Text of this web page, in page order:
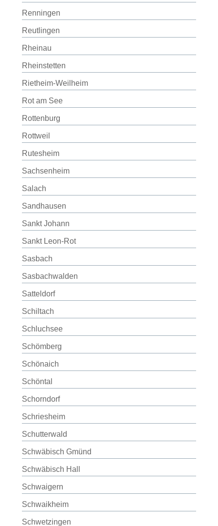
Renningen
Reutlingen
Rheinau
Rheinstetten
Rietheim-Weilheim
Rot am See
Rottenburg
Rottweil
Rutesheim
Sachsenheim
Salach
Sandhausen
Sankt Johann
Sankt Leon-Rot
Sasbach
Sasbachwalden
Satteldorf
Schiltach
Schluchsee
Schömberg
Schönaich
Schöntal
Schorndorf
Schriesheim
Schutterwald
Schwäbisch Gmünd
Schwäbisch Hall
Schwaigern
Schwaikheim
Schwetzingen